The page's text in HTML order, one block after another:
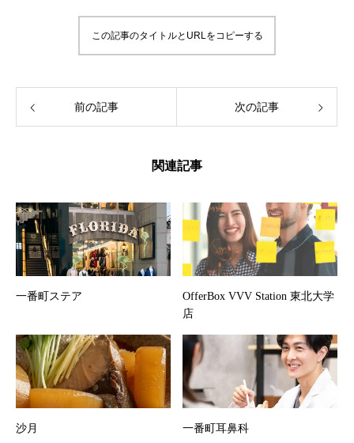
この記事のタイトルとURLをコピーする
前の記事 次の記事
関連記事
一番町ステア
OfferBox VVV Station 東北大学
店
沙月 一番町耳鼻科